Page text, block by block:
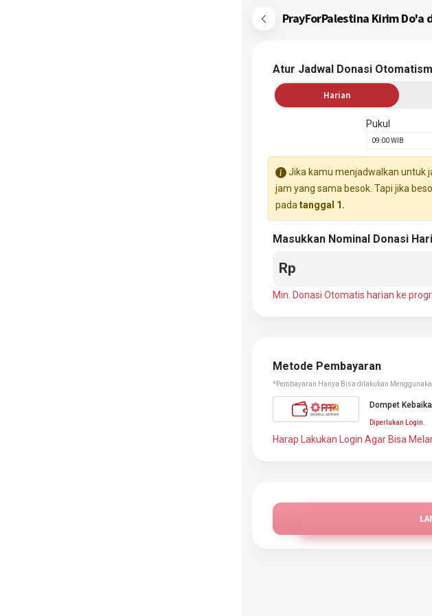
PrayForPalestina Kirim Do'a
Atur Jadwal Donasi
Harian
Pukul
Jika kamu menjadwalkan untuk
jam yang sama besok. Tapi jika
pada tanggal 1.
Masukkan Nominal Donasi
Rp
Min. Donasi Otomatis harian ke
Metode Pembayaran
*Pembayaran Hanya Bisa dilakukan
Dompet
Diperlukan Login.
Harap Lakukan Login Agar Bisa